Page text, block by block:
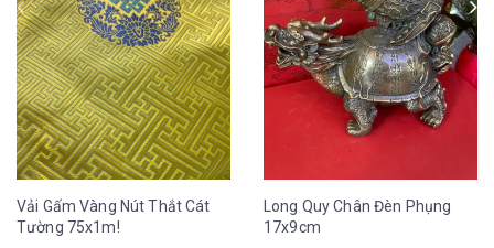
Vải Gấm Vàng Nút Thắt Cát
Tường 75x1m!
Long Quy Chân Đèn Phụng
17x9cm